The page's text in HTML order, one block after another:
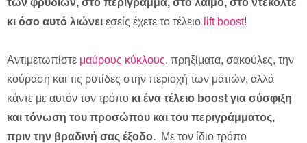
των φρυδιών, στο περίγραμμα, στο λαιμό, στο ντεκολτέ
κι όσο αυτό λιώνει εσείς έχετε το τέλειο lift boost!
Aντιμετωπίστε μαύρους κύκλους, πρηξίματα, σακούλες, την
κούραση και τις ρυτίδες στην περιοχή των ματιών, αλλά
κάντε με αυτόν τον τρόπο κι ένα τέλειο boost για σύσφιξη
και τόνωση του προσώπου και του περιγράμματος,
πριν την βραδινή σας έξοδο. Με τον ίδιο τρόπο